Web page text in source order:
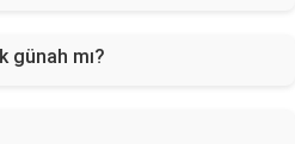
günah mı?